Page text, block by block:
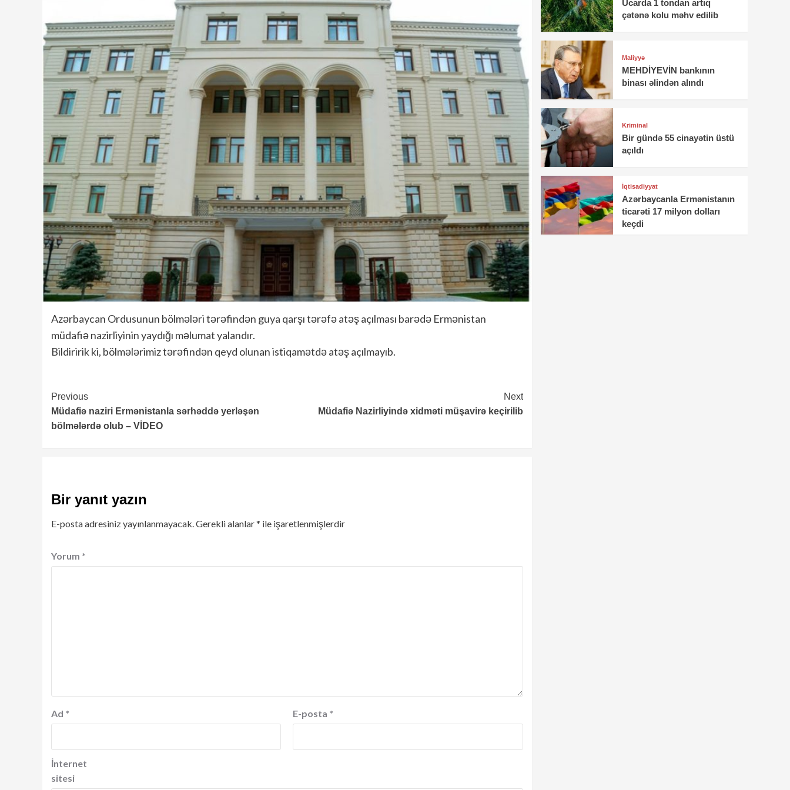
Azərbaycan Ordusunun bölmələri tərəfindən guya qarşı tərəfə atəş açılması barədə Ermənistan
müdafiə nazirliyinin yaydığı məlumat yalandır.
Bildiririk ki, bölmələrimiz tərəfindən qeyd olunan istiqamətdə atəş açılmayıb.
Continue
Reading
Previous
Müdafiə naziri Ermənistanla sərhəddə yerləşən
bölmələrdə olub – VİDEO
Next
Müdafiə Nazirliyində xidməti müşavirə keçirilib
Bir yanıt yazın
E-posta adresiniz yayınlanmayacak. Gerekli alanlar* ile işaretlenmişlerdir
Yorum *
Ad * E-posta *
İnternet
sitesi
Ucarda 1 tondan artıq
çətənə kolu məhv edilib
Maliyyə
MEHDİYEVİN bankının
binası əlindən alındı
Kriminal
Bir gündə 55 cinayətin üstü
açıldı
İqtisadiyyat
Azərbaycanla Ermənistanın
ticarəti 17 milyon dolları
keçdi